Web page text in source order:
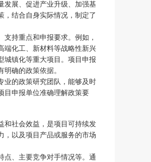
发展、促进产业升级、加强基
，结合自身实际情况，制定了
持重点和申报要求。例如，
端化工、新材料等战略性新兴
城镇化等重大项目。项目申报
确的政策依据。
业的政策研究团队，能够及时
目申报单位准确理解政策要
和社会效益，是项目可持续发
，以及项目产品或服务的市场
点、主要竞争对手情况等。通